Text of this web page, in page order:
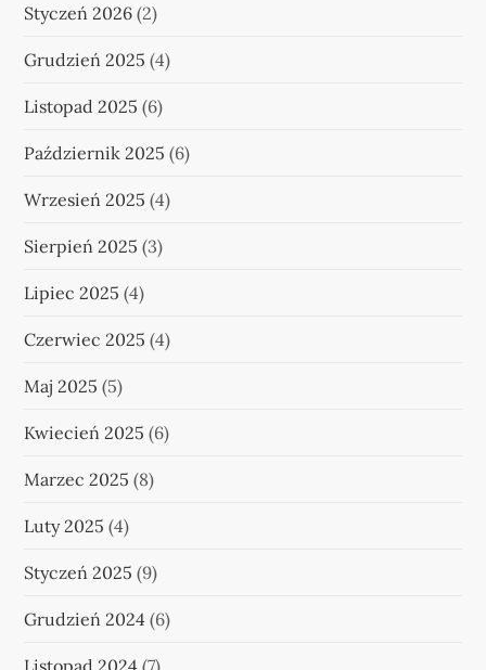
Styczeń 2026 (2)
Grudzień 2025 (4)
Listopad 2025 (6)
Październik 2025 (6)
Wrzesień 2025 (4)
Sierpień 2025 (3)
Lipiec 2025 (4)
Czerwiec 2025 (4)
Maj 2025 (5)
Kwiecień 2025 (6)
Marzec 2025 (8)
Luty 2025 (4)
Styczeń 2025 (9)
Grudzień 2024 (6)